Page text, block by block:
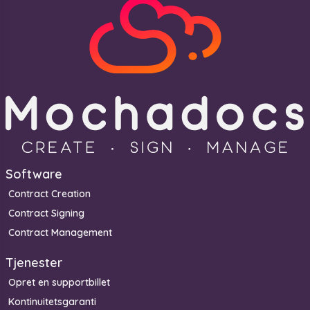
Software
Contract Creation
Contract Signing
Contract Management
Tjenester
Opret en supportbillet
Kontinuitetsgaranti